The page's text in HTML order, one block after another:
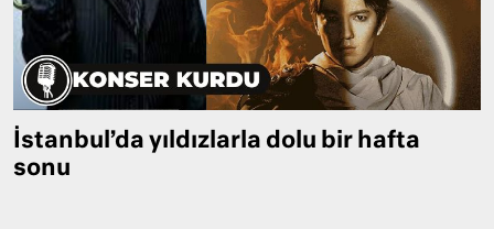
İstanbul’da yıldızlarla dolu bir hafta
sonu